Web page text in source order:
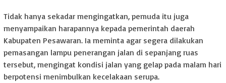
Tidak hanya sekadar mengingatkan, pemuda itu juga
menyampaikan harapannya kepada pemerintah daerah
Kabupaten Pesawaran. Ia meminta agar segera dilakukan
pemasangan lampu penerangan jalan di sepanjang ruas
tersebut, mengingat kondisi jalan yang gelap pada malam hari
berpotensi menimbulkan kecelakaan serupa.